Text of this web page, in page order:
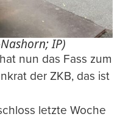
IP)
nun das Fass zum
der ZKB, das ist
letzte Woche